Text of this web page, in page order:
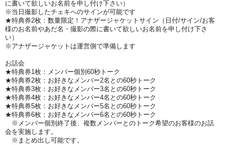
に書いて欲しいお名前を申し付け下さい）
※当日撮影したチェキへのサインが可能です
★特典券2枚：数量限定！アナザージャケットサイン（日付/サイン/お客
様のお名前やあだ名・撮影の際に書いて欲しいお名前を申し付け下さ
い）
※アナザージャケットは運営側で準備します
お話会
★特典券1枚：メンバー個別60秒トーク
★特典券2枚：お好きなメンバー2名との60秒トーク
★特典券3枚：お好きなメンバー3名との60秒トーク
★特典券4枚：お好きなメンバー4名との60秒トーク
★特典券5枚：お好きなメンバー5名との60秒トーク
★特典券6枚：お好きなメンバー6名との60秒トーク
※メンバー個別終了後、複数メンバーとのトーク希望のお客様のお話
会を実施します。
※まとめ出し可能です。